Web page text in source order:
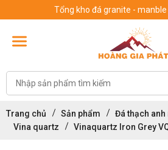
Tổng kho đá granite -
Trang chủ Sản phẩm
Đá thạch anh
Vina quartz
Vinaquartz Iron Grey